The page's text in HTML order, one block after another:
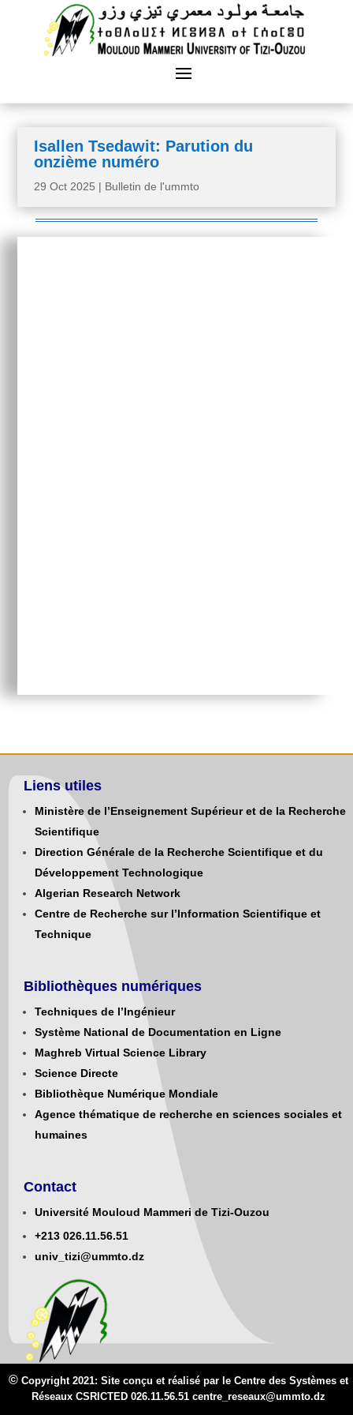
Isallen Tsedawit: Parution du
onzième numéro
29 Oct 2025 | Bulletin de l'ummto
Liens utiles
Ministère de l’Enseignement Supérieur et de la Recherche
Scientifique
Direction Générale de la Recherche Scientifique et du
Développement Technologique
Algerian Research Network
Centre de Recherche sur l’Information Scientifique et
Technique
Bibliothèques numériques
Techniques de l’Ingénieur
Système National de Documentation en Ligne
Maghreb Virtual Science Library
Science Directe
Bibliothèque Numérique Mondiale
Agence thématique de recherche en sciences sociales et
humaines
Contact
Université Mouloud Mammeri de Tizi-Ouzou
+213 026.11.56.51
univ_tizi@ummto.dz
© Copyright 2021: Site conçu et réalisé par le Centre des Systèmes et
Réseaux CSRICTED 026.11.56.51 centre_reseaux@ummto.dz